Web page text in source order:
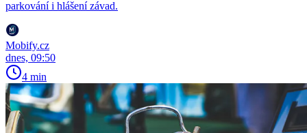
parkování i hlášení závad.
Mobify.cz
dnes, 09:50
4 min